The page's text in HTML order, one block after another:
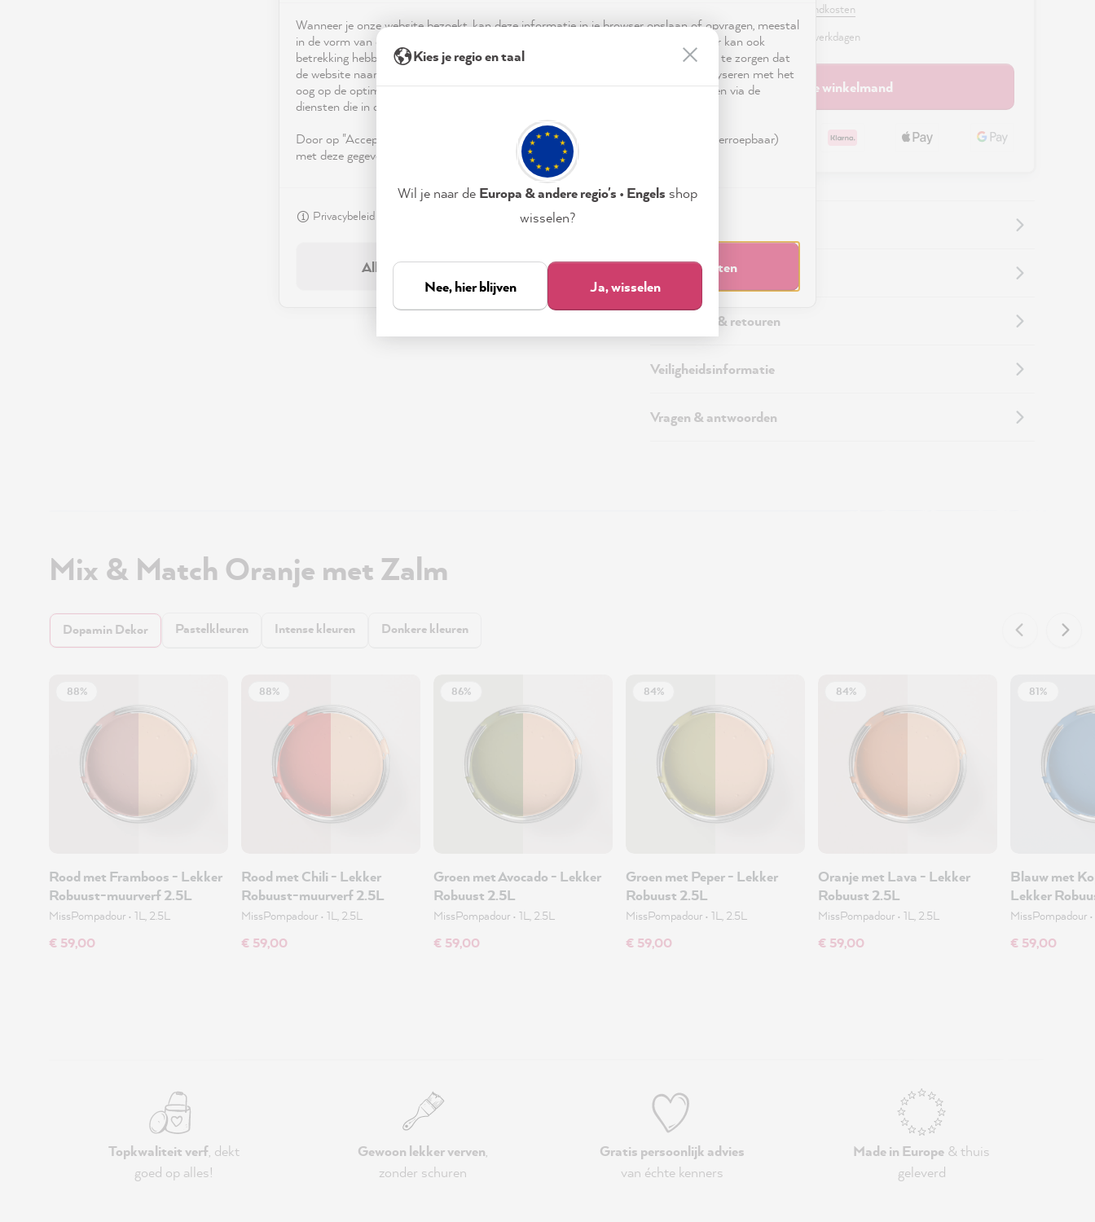
Prijzen incl. BTW en excl. verzendkosten
Beschikbaar, levertijd: 2 - 3 werkdagen
In de winkelmand
Aanvullende informatie
Verzending & retouren
Veiligheidsinformatie
Vragen & antwoorden
Mix & Match Oranje met Zalm
Dopamin Dekor Pastelkleuren Intense kleuren Donkere kleuren
88%
Rood met Framboos - Lekker
Robuust-muurverf 2.5L
MissPompadour • 1L, 2.5L
€ 59,00
88%
Rood met Chili - Lekker
Robuust-muurverf 2.5L
MissPompadour • 1L, 2.5L
€ 59,00
86%
Groen met Avocado - Lekker
Robuust 2.5L
MissPompadour • 1L, 2.5L
€ 59,00
84%
Groen met Peper - Lekker
Robuust 2.5L
MissPompadour • 1L, 2.5L
€ 59,00
84%
Oranje met Lava - Lekker
Robuust 2.5L
MissPompadour • 1L, 2.5L
€ 59,00
81%
Blauw met
Lekker
MissPompadour •
€ 59,00
Topkwaliteit verf, dekt
goed op alles!
Gewoon lekker verven,
zonder schuren
Gratis persoonlijk advies
van échte kenners
Made in Europe & thuis
geleverd
Wanneer je onze website bezoekt, kan deze informatie in je browser opslaan of opvragen, meestal
in de vorm van cookies. Deze informatie is niet alleen technisch noodzakelijk, maar kan ook
betrekking hebben op je, je instellingen of je apparaat en wordt gebruikt om ervoor te zorgen dat
de website naar verwachting functioneert en om je gebruik van de website te analyseren met het
oog op de optimalisering ervan, en om gepersonaliseerde advertenties aan te bieden via de
diensten die in de verklaring inzake gegevensbescherming worden genoemd.
Door op "Accepteren & sluiten" te klikken, ga je vrijwillig akkoord (op elk moment herroepbaar)
met deze gegevensverwerking.
Privacybeleid
Accepteren & sluiten
Alleen noodzakelijk
Kies je regio en taal
Wil je naar de Europa & andere regio's • Engels shop
wisselen?
Nee, hier blijven Ja, wisselen